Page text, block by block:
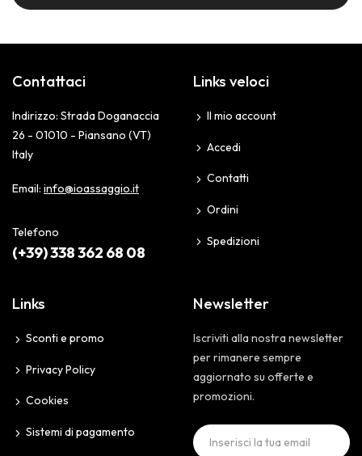
Contattaci
Indirizzo: Strada Doganaccia
26 - 01010 - Piansano (VT)
Italy
Email: info@ioassaggio.it
Telefono
(+39) 338 362 68 08
Links veloci
Il mio account
Accedi
Contatti
Ordini
Spedizioni
Links
Sconti e promo
Privacy Policy
Cookies
Sistemi di pagamento
Newsletter
Iscriviti alla nostra newsletter
per rimanere sempre
aggiornato su offerte e
promozioni.